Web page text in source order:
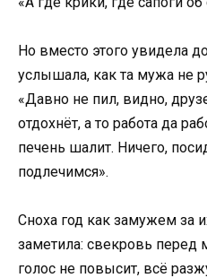
Но вместо этого увидела
услышала, как та мужа не
«Давно не пил, видно,
отдохнёт, а то работа да
печень шалит. Ничего,
подлечимся».
Сноха год как замужем за
заметила: свекровь перед
голос не повысит, всё